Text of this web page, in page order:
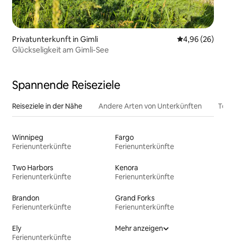
Privatunterkunft in Gimli
4,96 (26)
Glückseligkeit am Gimli-See
Spannende Reiseziele
Reiseziele in der Nähe Andere Arten von Unterkünften
Winnipeg
Ferienunterkünfte
Fargo
Ferienunterkünfte
Two Harbors
Ferienunterkünfte
Kenora
Ferienunterkünfte
Brandon
Ferienunterkünfte
Grand Forks
Ferienunterkünfte
Ely
Ferienunterkünfte
Mehr anzeigen